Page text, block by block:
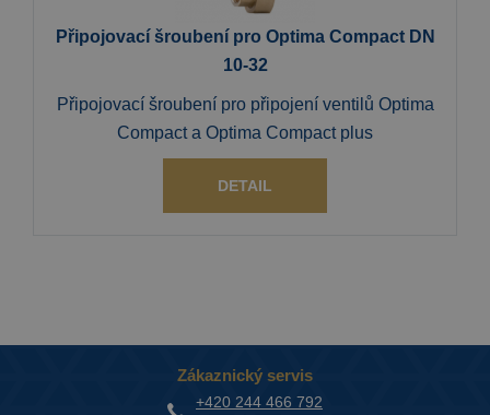
Připojovací šroubení pro Optima Compact DN
10-32
Připojovací šroubení pro připojení ventilů Optima
Compact a Optima Compact plus
DETAIL
Zákaznický servis
+420 244 466 792